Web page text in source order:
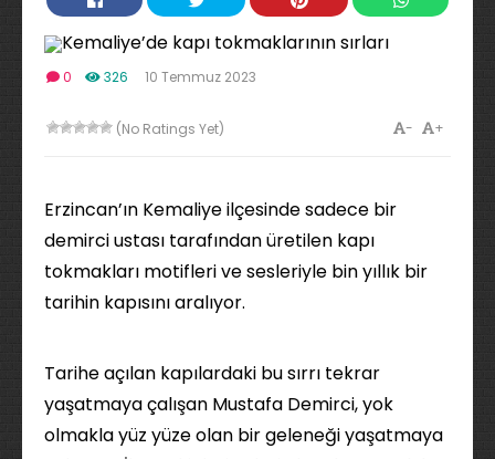
0 326 10 Temmuz 2023
(No Ratings Yet) +
-
Erzincan’ın Kemaliye ilçesinde sadece bir
demirci ustası tarafından üretilen kapı
tokmakları motifleri ve sesleriyle bin yıllık bir
tarihin kapısını aralıyor.
Tarihe açılan kapılardaki bu sırrı tekrar
yaşatmaya çalışan Mustafa Demirci, yok
olmakla yüz yüze olan bir geleneği yaşatmaya